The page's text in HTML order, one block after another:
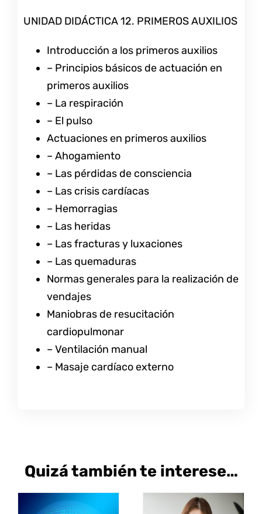
UNIDAD DIDÁCTICA 12. PRIMEROS AUXILIOS
Introducción a los primeros auxilios
– Principios básicos de actuación en
primeros auxilios
– La respiración
– El pulso
Actuaciones en primeros auxilios
– Ahogamiento
– Las pérdidas de consciencia
– Las crisis cardíacas
– Hemorragias
– Las heridas
– Las fracturas y luxaciones
– Las quemaduras
Normas generales para la realización de
vendajes
Maniobras de resucitación
cardiopulmonar
– Ventilación manual
– Masaje cardíaco externo
Quizá también te interese…